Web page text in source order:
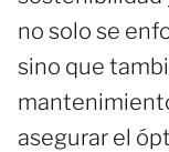
no solo se
sino que
asegurar el